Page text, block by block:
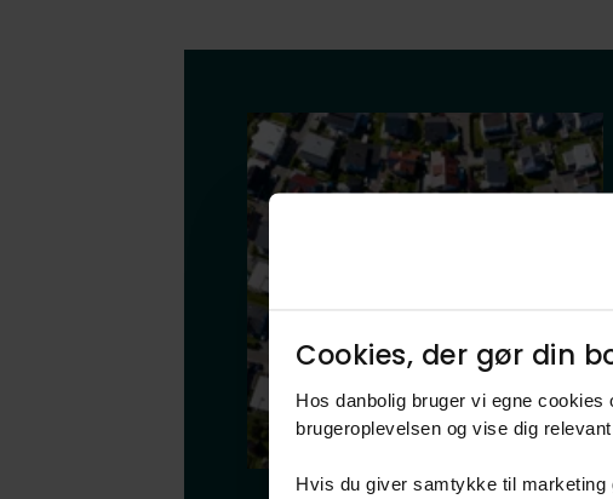
Cookies, der gør din
Hos danbolig bruger vi egne
brugeroplevelsen og vise dig
Hvis du giver samtykke til